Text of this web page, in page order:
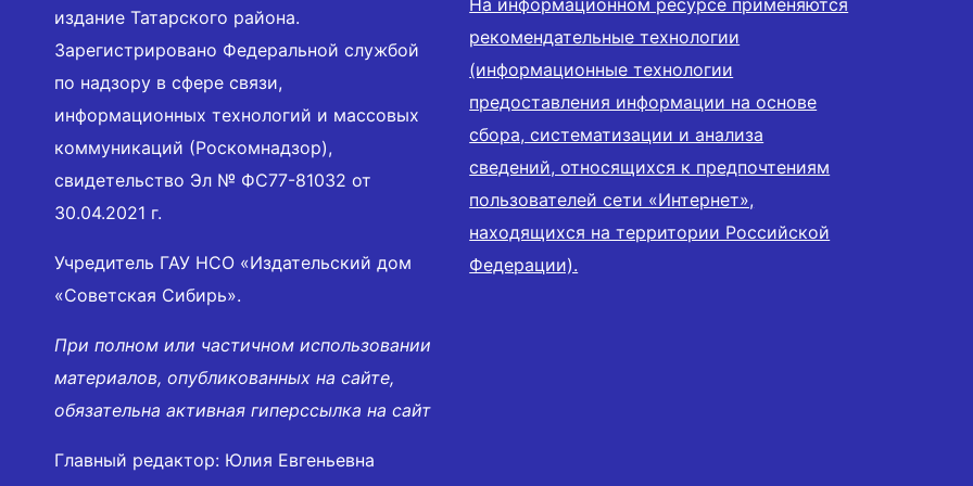
издание Татарского района.
Зарегистрировано Федеральной службой
по надзору в сфере связи,
информационных технологий и массовых
коммуникаций (Роскомнадзор),
свидетельство Эл № ФС77-81032 от
30.04.2021 г.
Учредитель ГАУ НСО «Издательский дом
«Советская Сибирь».
При полном или частичном использовании
материалов, опубликованных на сайте,
обязательна активная гиперссылка на сайт
Главный редактор: Юлия Евгеньевна
На информационном ресурсе применяются
рекомендательные технологии
(информационные технологии
предоставления информации на основе
сбора, систематизации и анализа
сведений, относящихся к предпочтениям
пользователей сети «Интернет»,
находящихся на территории Российской
Федерации).